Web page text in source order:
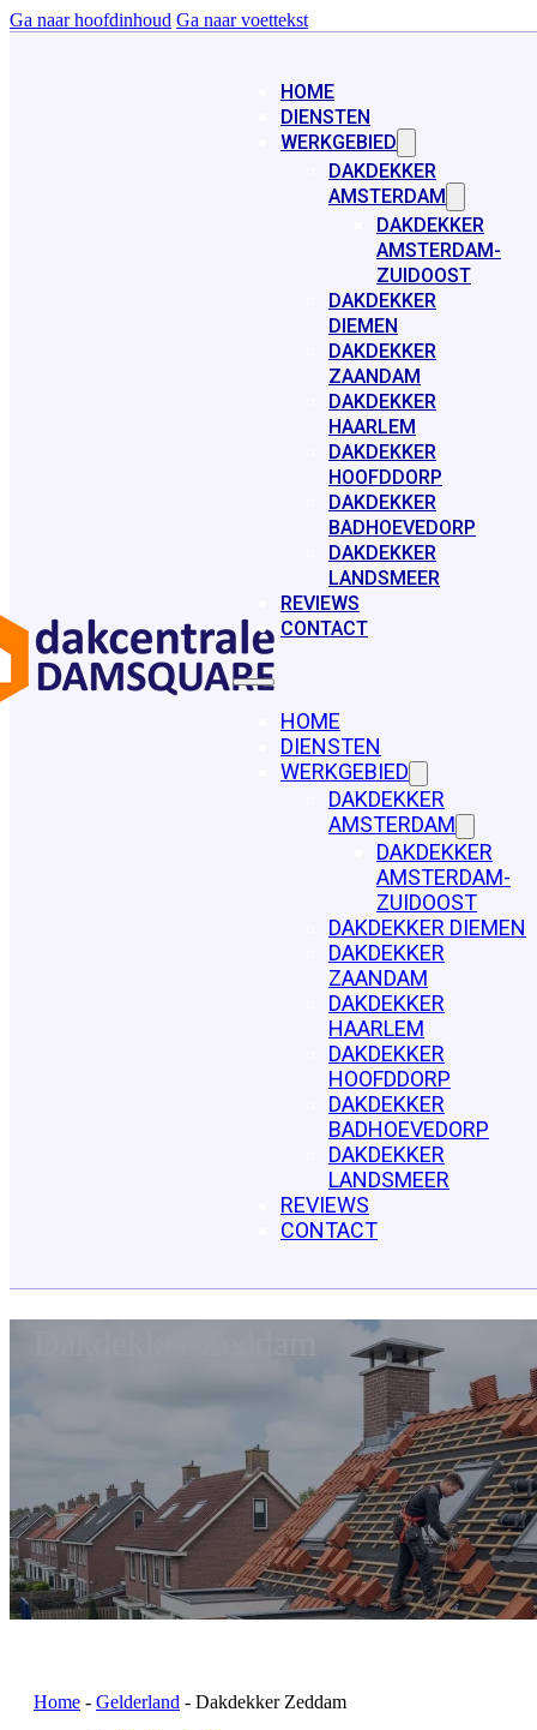
Ga naar hoofdinhoud Ga naar voettekst
HOME
DIENSTEN
WERKGEBIED
DAKDEKKER
AMSTERDAM
DAKDEKKER
AMSTERDAM-
ZUIDOOST
DAKDEKKER
DIEMEN
DAKDEKKER
ZAANDAM
DAKDEKKER
HAARLEM
DAKDEKKER
HOOFDDORP
DAKDEKKER
BADHOEVEDORP
DAKDEKKER
LANDSMEER
REVIEWS
CONTACT
HOME
DIENSTEN
WERKGEBIED
DAKDEKKER
AMSTERDAM
DAKDEKKER
AMSTERDAM-
ZUIDOOST
DAKDEKKER DIEMEN
DAKDEKKER
ZAANDAM
DAKDEKKER
HAARLEM
DAKDEKKER
HOOFDDORP
DAKDEKKER
BADHOEVEDORP
DAKDEKKER
LANDSMEER
REVIEWS
CONTACT
Home - Gelderland - Dakdekker Zeddam